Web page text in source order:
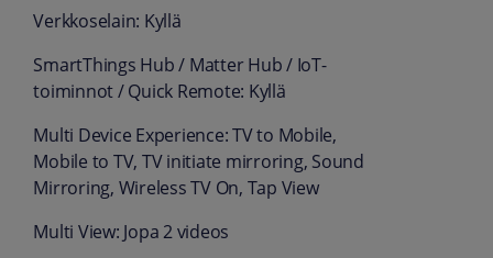
Verkkoselain: Kyllä
SmartThings Hub / Matter Hub / IoT-
toiminnot / Quick Remote: Kyllä
Multi Device Experience: TV to Mobile,
Mobile to TV, TV initiate mirroring, Sound
Mirroring, Wireless TV On, Tap View
Multi View: Jopa 2 videos